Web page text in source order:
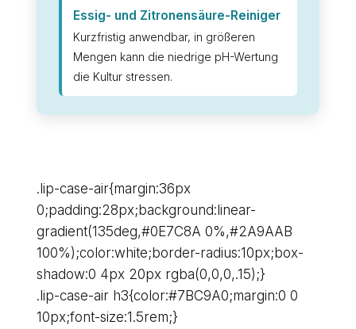
Essig- und Zitronensäure-Reiniger
Kurzfristig anwendbar, in größeren
Mengen kann die niedrige pH-Wertung
die Kultur stressen.
.lip-case-air{margin:36px
0;padding:28px;background:linear-
gradient(135deg,#0E7C8A 0%,#2A9AAB
100%);color:white;border-radius:10px;box-
shadow:0 4px 20px rgba(0,0,0,.15);}
.lip-case-air h3{color:#7BC9A0;margin:0 0
10px;font-size:1.5rem;}